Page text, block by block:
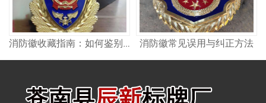
消防徽常见误用与纠正方法